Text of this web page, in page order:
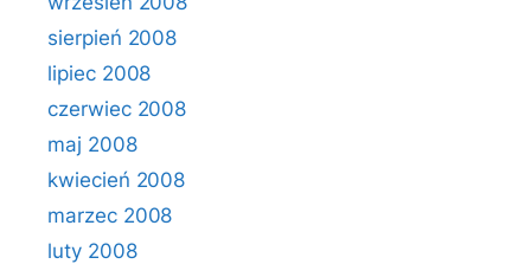
sierpień 2008
lipiec 2008
czerwiec 2008
maj 2008
kwiecień 2008
marzec 2008
luty 2008